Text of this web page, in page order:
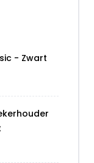
- Zwart